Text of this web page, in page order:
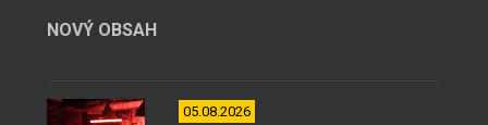
NOVÝ OBSAH
05.08.2026